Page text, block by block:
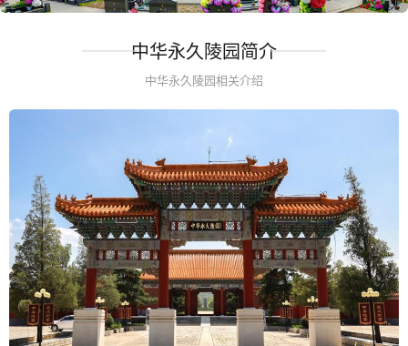
中华永久陵园简介
中华永久陵园相关介绍